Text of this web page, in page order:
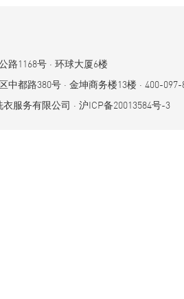
路1168号 ⋅ 环球大厦6楼
中都路380号 ⋅ 金坤商务楼13楼 ⋅ 400-097-
服务有限公司 ⋅ 沪ICP备20013584号-3